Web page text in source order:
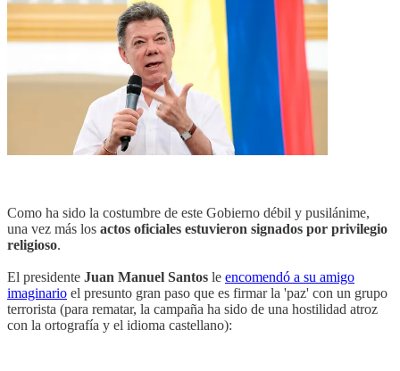
Como ha sido la costumbre de este Gobierno débil y pusilánime,
una vez más los actos oficiales estuvieron signados por privilegio
religioso.
El presidente Juan Manuel Santos le encomendó a su amigo
imaginario el presunto gran paso que es firmar la 'paz' con un grupo
terrorista (para rematar, la campaña ha sido de una hostilidad atroz
con la ortografía y el idioma castellano):